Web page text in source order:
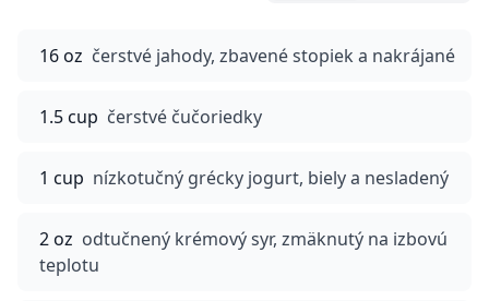
16 oz čerstvé jahody, zbavené stopiek a nakrájané
1.5 cup čerstvé čučoriedky
1 cup nízkotučný grécky jogurt, biely a nesladený
2 oz odtučnený krémový syr, zmäknutý na izbovú
teplotu